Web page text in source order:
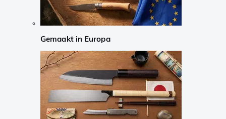
Gemaakt in Europa